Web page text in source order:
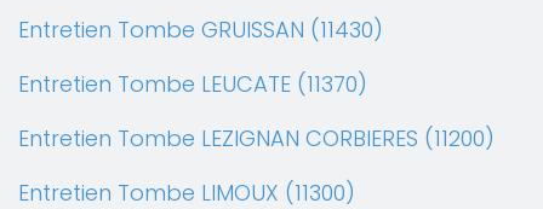
Entretien Tombe GRUISSAN (11430)
Entretien Tombe LEUCATE (11370)
Entretien Tombe LEZIGNAN CORBIERES (11200)
Entretien Tombe LIMOUX (11300)